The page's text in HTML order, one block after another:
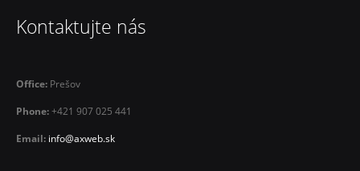
Kontaktujte nás
Office: Prešov
Phone:+421 907 025 441
Email: info@axweb.sk